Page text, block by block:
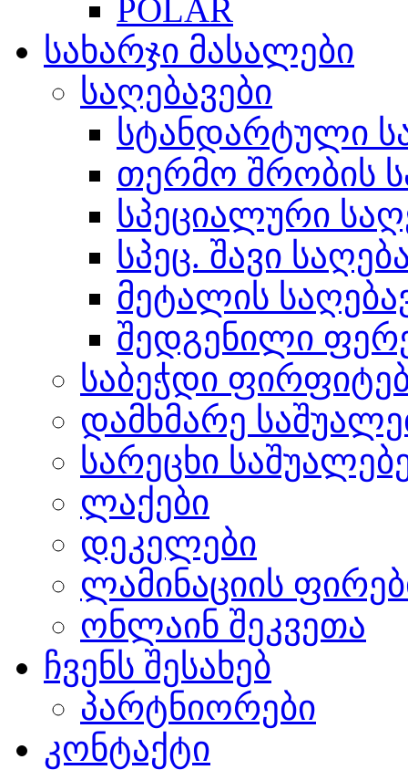
POLAR
სახარჯი მასალები
საღებავები
სტანდარტული
თერმო შრობის
სპეციალური
სპეც. შავი
მეტალის
შედგენილი
საბეჭდი
დამხმარე
სარეცხი
ლაქები
დეკელები
ლამინაციის
ონლაინ შეკვეთა
ჩვენს შესახებ
პარტნიორები
კონტაქტი